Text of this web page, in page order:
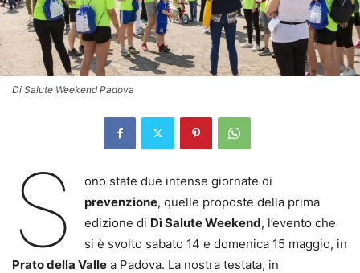
Di Salute Weekend Padova
S
ono state due intense giornate di
prevenzione, quelle proposte della prima
edizione di Dì Salute Weekend, l’evento che
si è svolto sabato 14 e domenica 15 maggio, in
Prato della Valle a Padova. La nostra testata, in